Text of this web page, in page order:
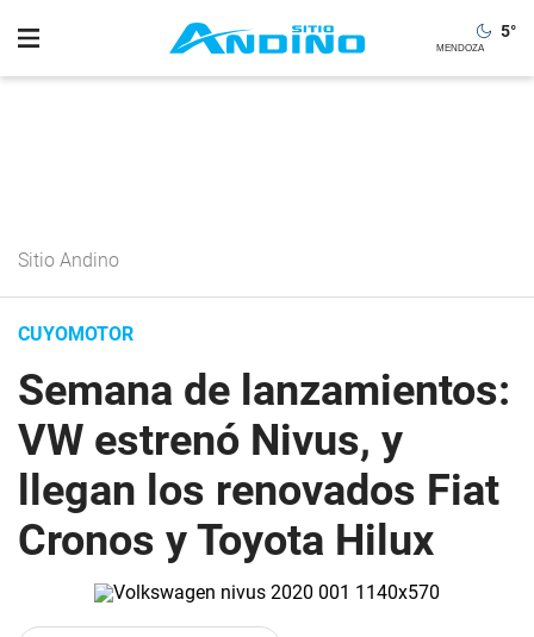
5°
Sitio Andino
CUYOMOTOR
Semana de lanzamientos:
VW estrenó Nivus, y
llegan los renovados Fiat
Cronos y Toyota Hilux